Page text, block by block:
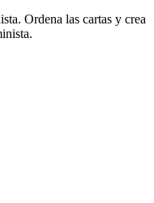
Ordena las cartas y crea